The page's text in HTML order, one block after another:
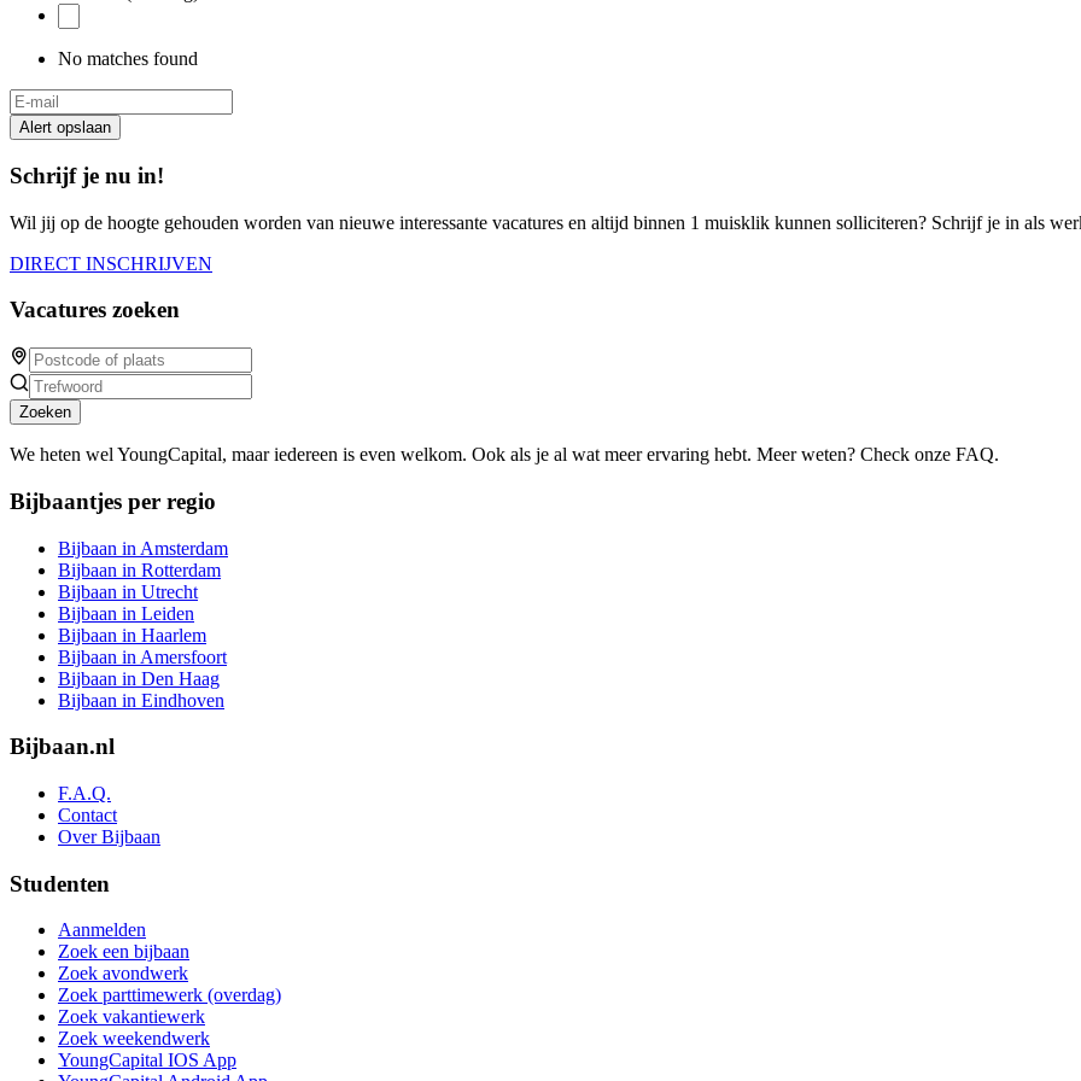
No matches found
Alert opslaan
Schrijf je nu in!
Wil jij op de hoogte gehouden worden van nieuwe interessante vacatures en altijd binnen 1 muisklik kunnen solliciteren? Schrijf je in als
DIRECT INSCHRIJVEN
Vacatures zoeken
Zoeken
We heten wel YoungCapital, maar iedereen is even welkom. Ook als je al wat meer ervaring hebt. Meer weten? Check onze FAQ.
Bijbaantjes per regio
Bijbaan in Amsterdam
Bijbaan in Rotterdam
Bijbaan in Utrecht
Bijbaan in Leiden
Bijbaan in Haarlem
Bijbaan in Amersfoort
Bijbaan in Den Haag
Bijbaan in Eindhoven
Bijbaan.nl
F.A.Q.
Contact
Over Bijbaan
Studenten
Aanmelden
Zoek een bijbaan
Zoek avondwerk
Zoek parttimewerk (overdag)
Zoek vakantiewerk
Zoek weekendwerk
YoungCapital IOS App